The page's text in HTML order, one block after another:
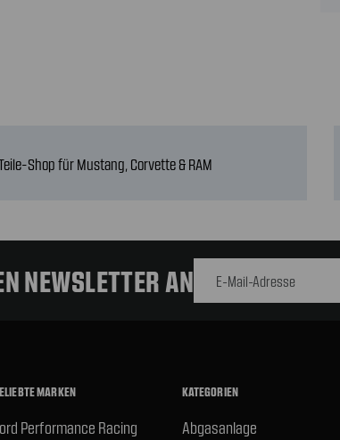
Shop für Mustang, Corvette & RAM
NEWSLETTER AN
MARKEN
Performance Racing
KATEGORIEN
Abgasanlage